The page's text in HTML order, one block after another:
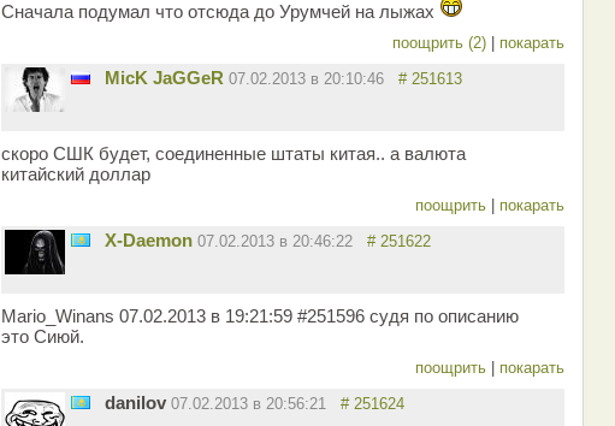
Сначала подумал что отсюда до Урумчей на лыжах
поощрить (2) покарать
MicK JaGGeR 07.02.2013 в 20:10:46 # 251613
скоро СШК будет, соединенные штаты китая.. а валюта
китайский доллар
поощрить покарать
X-Daemon 07.02.2013 в 20:46:22 # 251622
Mario_Winans 07.02.2013 в 19:21:59 #251596 судя по описанию
это Сиюй.
поощрить покарать
danilov 07.02.2013 в 20:56:21 # 251624